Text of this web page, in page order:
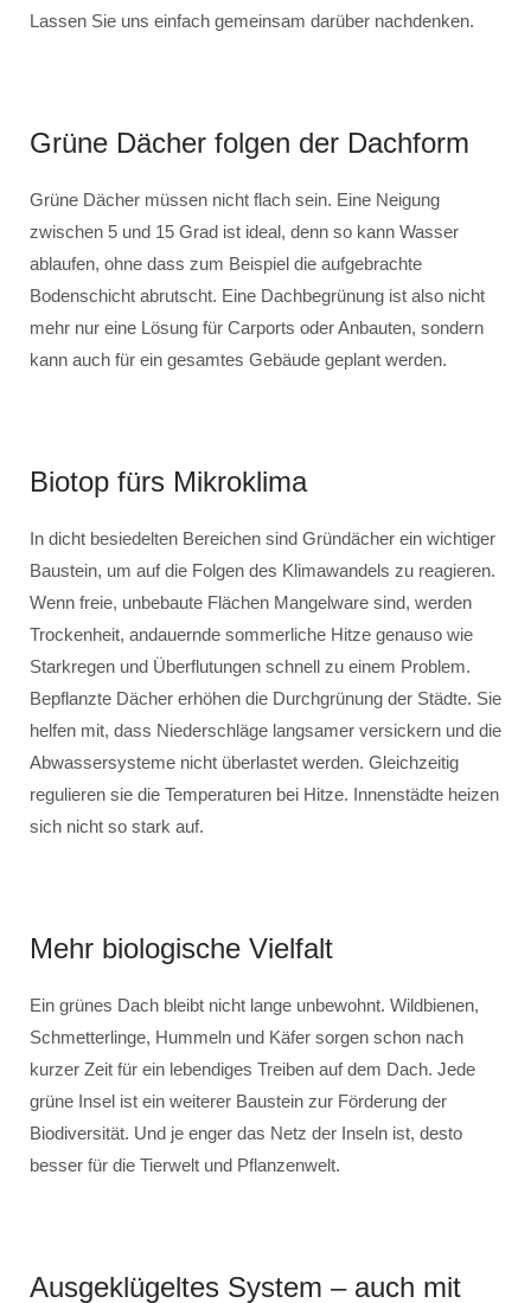
Lassen Sie uns einfach gemeinsam darüber nachdenken.
Grüne Dächer folgen der Dachform
Grüne Dächer müssen nicht flach sein. Eine Neigung
zwischen 5 und 15 Grad ist ideal, denn so kann Wasser
ablaufen, ohne dass zum Beispiel die aufgebrachte
Bodenschicht abrutscht. Eine Dachbegrünung ist also nicht
mehr nur eine Lösung für Carports oder Anbauten, sondern
kann auch für ein gesamtes Gebäude geplant werden.
Biotop fürs Mikroklima
In dicht besiedelten Bereichen sind Gründächer ein wichtiger
Baustein, um auf die Folgen des Klimawandels zu reagieren.
Wenn freie, unbebaute Flächen Mangelware sind, werden
Trockenheit, andauernde sommerliche Hitze genauso wie
Starkregen und Überflutungen schnell zu einem Problem.
Bepflanzte Dächer erhöhen die Durchgrünung der Städte. Sie
helfen mit, dass Niederschläge langsamer versickern und die
Abwassersysteme nicht überlastet werden. Gleichzeitig
regulieren sie die Temperaturen bei Hitze. Innenstädte heizen
sich nicht so stark auf.
Mehr biologische Vielfalt
Ein grünes Dach bleibt nicht lange unbewohnt. Wildbienen,
Schmetterlinge, Hummeln und Käfer sorgen schon nach
kurzer Zeit für ein lebendiges Treiben auf dem Dach. Jede
grüne Insel ist ein weiterer Baustein zur Förderung der
Biodiversität. Und je enger das Netz der Inseln ist, desto
besser für die Tierwelt und Pflanzenwelt.
Ausgeklügeltes System – auch mit